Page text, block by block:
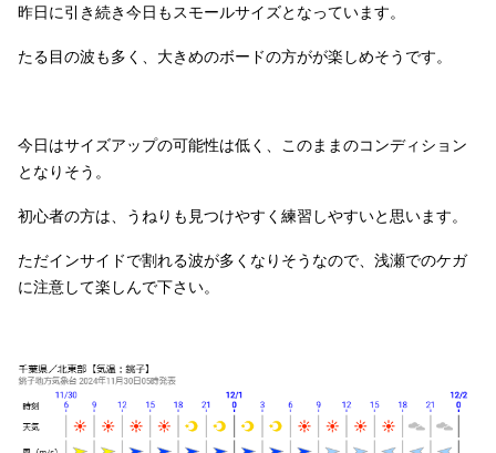
昨日に引き続き今日もスモールサイズとなっています。
たる目の波も多く、大きめのボードの方がが楽しめそうです。
今日はサイズアップの可能性は低く、このままのコンディション
となりそう。
初心者の方は、うねりも見つけやすく練習しやすいと思います。
ただインサイドで割れる波が多くなりそうなので、浅瀬でのケガ
に注意して楽しんで下さい。